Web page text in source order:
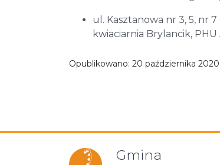
ul. Kasztanowa nr 3, 5, nr 7
kwiaciarnia Brylancik,
Opublikowano: 20 października 2020
Gmina